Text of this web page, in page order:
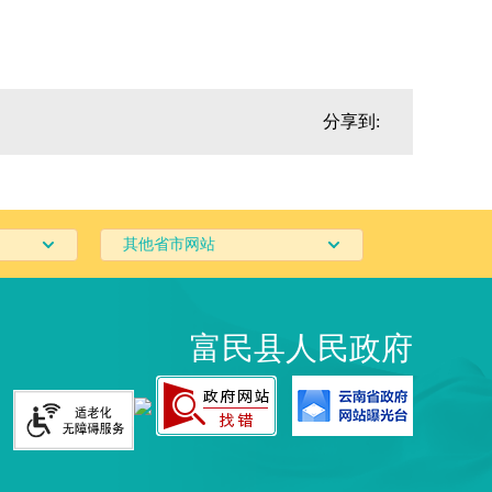
分享到:
其他省市网站
富民县人民政府